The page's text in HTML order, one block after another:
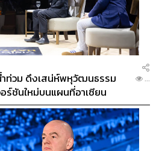
ท่วม ดึงเสน่ห์พหุวัฒนธรรม
ร์ชันใหม่บนแผนที่อาเซียน
...